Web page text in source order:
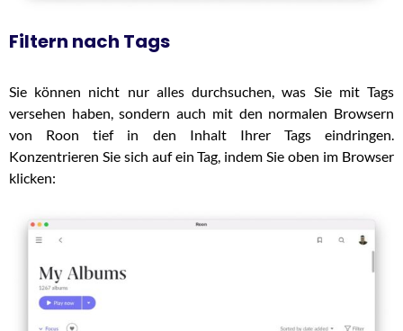
Filtern nach Tags
Sie können nicht nur alles durchsuchen, was Sie mit Tags
versehen haben, sondern auch mit den normalen Browsern
von Roon tief in den Inhalt Ihrer Tags eindringen.
Konzentrieren Sie sich auf ein Tag, indem Sie oben im Browser
klicken: